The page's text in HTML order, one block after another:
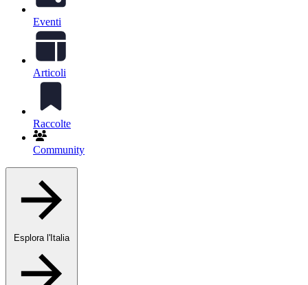
Eventi
Articoli
Raccolte
Community
Esplora l'Italia